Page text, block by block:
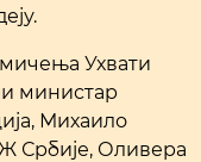
Ухвати
министар
Михаило
Србије, Оливера